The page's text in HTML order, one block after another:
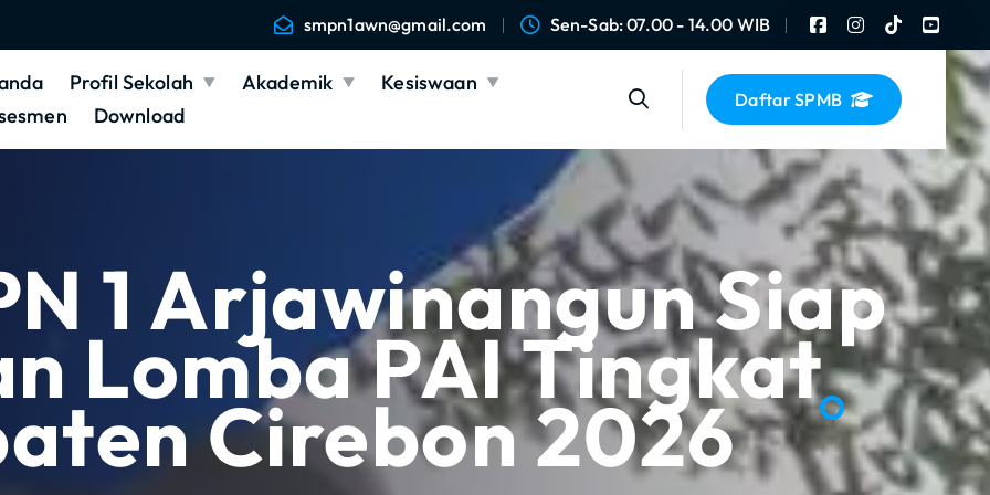
smpn1awn@gmail.com Sen-Sab: 07.00 - 14.00 WIB
Profil Sekolah Akademik
Kesiswaan
Download
Daftar SPMB
1 Arjawinangun Siap
Lomba PAI Tingkat
Cirebon 2026